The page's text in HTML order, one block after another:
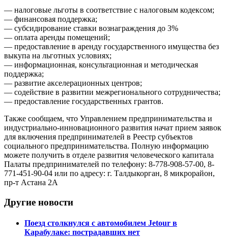
— налоговые льготы в соответствие с налоговым кодексом;
— финансовая поддержка;
— субсидирование ставки вознаграждения до 3%
— оплата аренды помещений;
— предоставление в аренду государственного имущества без
выкупа на льготных условиях;
— информационная, консультационная и методическая
поддержка;
— развитие акселерационных центров;
— содействие в развитии межрегионального сотрудничества;
— предоставление государственных грантов.
Также сообщаем, что Управлением предпринимательства и
индустриально-инновационного развития начат прием заявок
для включения предпринимателей в Реестр субъектов
социального предпринимательства. Полную информацию
можете получить в отделе развития человеческого капитала
Палаты предпринимателей по телефону: 8-778-908-57-00, 8-
771-451-90-04 или по адресу: г. Талдыкорган, 8 микрорайон,
пр-т Астана 2А
Другие новости
Поезд столкнулся с автомобилем Jetour в
Карабулаке: пострадавших нет